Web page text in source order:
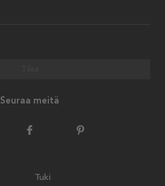
Seuraa meitä
Tuki